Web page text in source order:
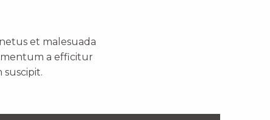
et malesuada
a efficitur